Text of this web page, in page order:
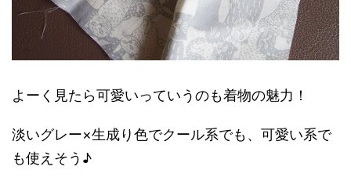
よーく見たら可愛いっていうのも着物の魅力！
淡いグレー×生成り色でクール系でも、可愛い系で
も使えそう♪